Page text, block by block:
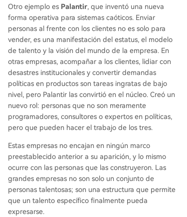
Otro ejemplo es Palantir, que inventó una nueva
forma operativa para sistemas caóticos. Enviar
personas al frente con los clientes no es solo para
vender, es una manifestación del estatus, el modelo
de talento y la visión del mundo de la empresa. En
otras empresas, acompañar a los clientes, lidiar con
desastres institucionales y convertir demandas
políticas en productos son tareas ingratas de bajo
nivel, pero Palantir las convirtió en el núcleo. Creó un
nuevo rol: personas que no son meramente
programadores, consultores o expertos en políticas,
pero que pueden hacer el trabajo de los tres.
Estas empresas no encajan en ningún marco
preestablecido anterior a su aparición, y lo mismo
ocurre con las personas que las construyeron. Las
grandes empresas no son solo un conjunto de
personas talentosas; son una estructura que permite
que un talento específico finalmente pueda
expresarse.